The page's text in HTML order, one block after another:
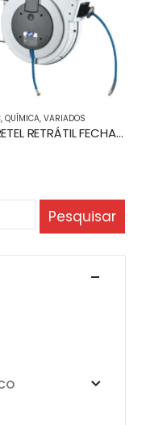
, QUÍMICA, VARIADOS
CARRETEL RETRÁTIL FECHADO mangueira 15m
Pesquisar